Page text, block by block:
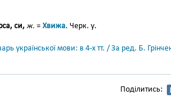
си, ж. = Хвижа. Черк. у.
української мови: в 4-х тт. / За ред. Б.
Поділитись: